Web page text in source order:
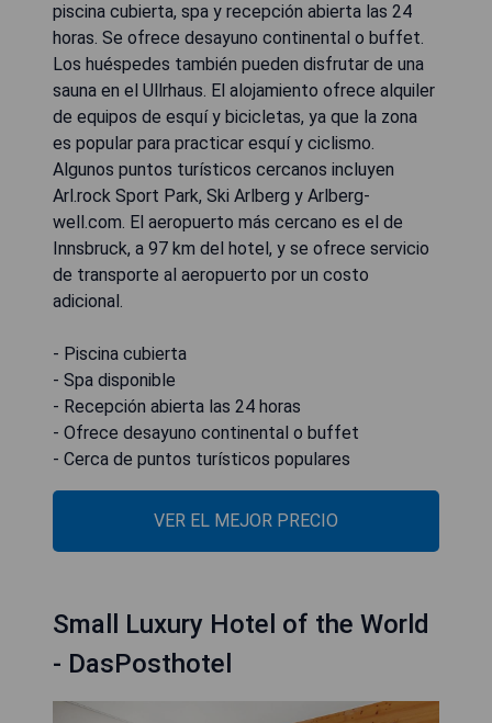
piscina cubierta, spa y recepción abierta las 24
horas. Se ofrece desayuno continental o buffet.
Los huéspedes también pueden disfrutar de una
sauna en el Ullrhaus. El alojamiento ofrece alquiler
de equipos de esquí y bicicletas, ya que la zona
es popular para practicar esquí y ciclismo.
Algunos puntos turísticos cercanos incluyen
Arl.rock Sport Park, Ski Arlberg y Arlberg-
well.com. El aeropuerto más cercano es el de
Innsbruck, a 97 km del hotel, y se ofrece servicio
de transporte al aeropuerto por un costo
adicional.
- Piscina cubierta
- Spa disponible
- Recepción abierta las 24 horas
- Ofrece desayuno continental o buffet
- Cerca de puntos turísticos populares
VER EL MEJOR PRECIO
Small Luxury Hotel of the World
- DasPosthotel